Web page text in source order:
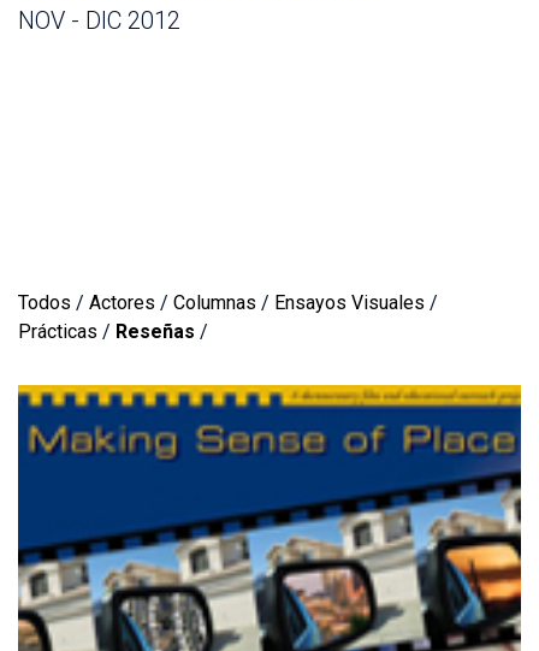
NOV - DIC 2012
Todos / Actores / Columnas / Ensayos Visuales /
Prácticas / Reseñas /